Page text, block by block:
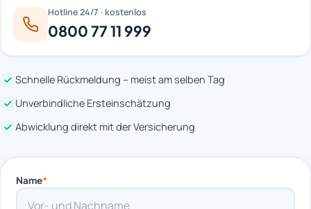
Hotline 24/7 · kostenlos
0800 77 11 999
Schnelle Rückmeldung – meist am selben Tag
Unverbindliche Ersteinschätzung
Abwicklung direkt mit der Versicherung
Name*